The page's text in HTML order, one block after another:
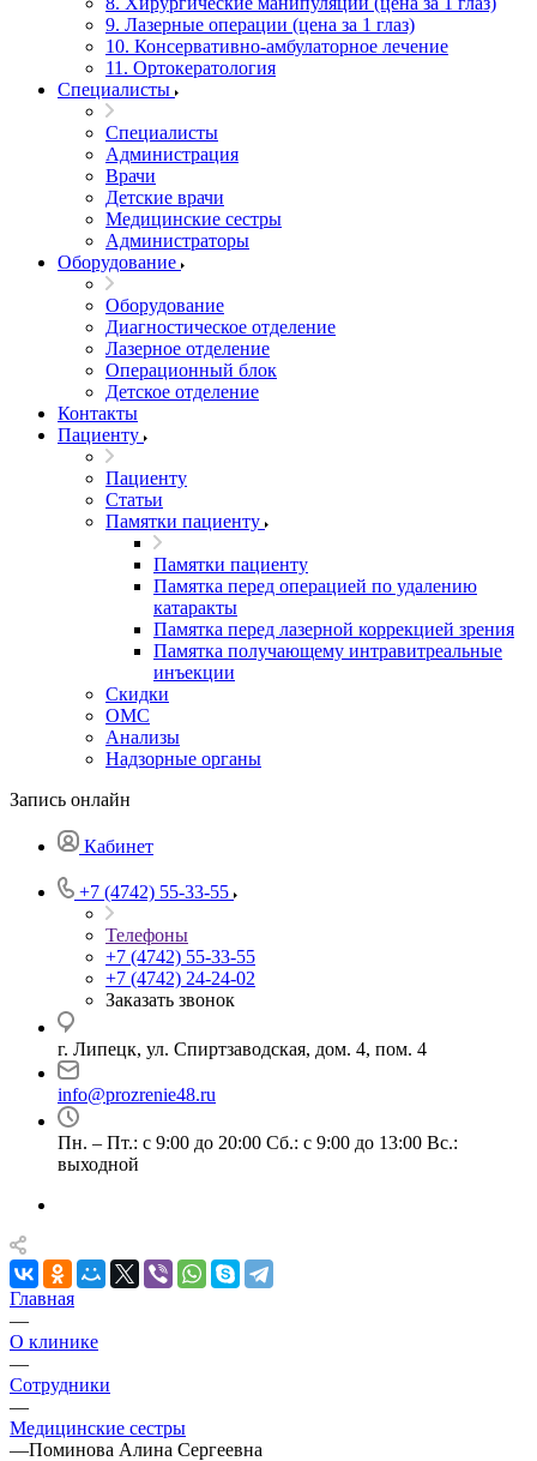
9. Лазерные операции (цена за 1 глаз)
10. Консервативно-амбулаторное лечение
11. Ортокератология
Специалисты
Специалисты
Администрация
Врачи
Детские врачи
Медицинские сестры
Администраторы
Оборудование
Оборудование
Диагностическое отделение
Лазерное отделение
Операционный блок
Детское отделение
Контакты
Пациенту
Пациенту
Статьи
Памятки пациенту
Памятки пациенту
Памятка перед операцией по удалению
катаракты
Памятка перед лазерной коррекцией зрения
Памятка получающему интравитреальные
инъекции
Скидки
ОМС
Анализы
Надзорные органы
Запись онлайн
Кабинет
+7 (4742) 55-33-55
Телефоны
+7 (4742) 55-33-55
+7 (4742) 24-24-02
Заказать звонок
г. Липецк, ул. Спиртзаводская, дом. 4, пом. 4
info@prozrenie48.ru
Пн. – Пт.: с 9:00 до 20:00 Сб.: с 9:00 до 13:00 Вс.:
выходной
Главная
—
О клинике
—
Сотрудники
—
Медицинские сестры
—Поминова Алина Сергеевна